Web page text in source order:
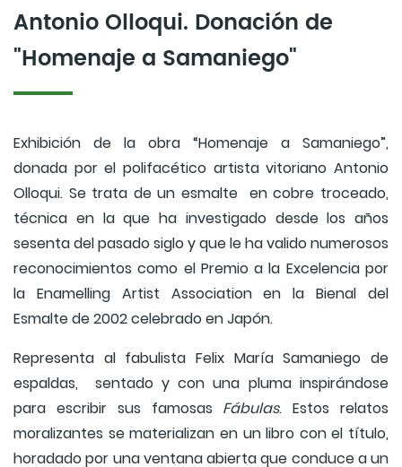
Antonio Olloqui. Donación de
"Homenaje a Samaniego"
Exhibición de la obra “Homenaje a Samaniego”,
donada por el polifacético artista vitoriano Antonio
Olloqui. Se trata de un esmalte en cobre troceado,
técnica en la que ha investigado desde los años
sesenta del pasado siglo y que le ha valido numerosos
reconocimientos como el Premio a la Excelencia por
la Enamelling Artist Association en la Bienal del
Esmalte de 2002 celebrado en Japón.
Representa al fabulista Felix María Samaniego de
espaldas, sentado y con una pluma inspirándose
para escribir sus famosas Fábulas. Estos relatos
moralizantes se materializan en un libro con el título,
horadado por una ventana abierta que conduce a un